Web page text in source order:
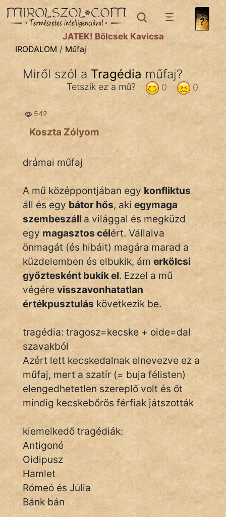
IRODALOMtémák:
Dráma
Költemény
Komédia
Legenda
Mese
Mitológia
Monda
Novella
És
Elbeszélés
Regény
Vers
IRODALOM
SZÓLÁS
És
KÖZMONDÁS
PSZICHO
ZENE
JÁTÉK! Bölcsek Kavicsa
IRODALOM / Műfaj
Miről szól a Tragédia műfaj?
0
0
Tetszik ez a mű?
542
Koszta Zólyom
drámai műfaj
A mű középpontjában egy konfliktus
áll és egy bátor hős, aki egymaga
szembeszáll a világgal és megküzd
egy magasztos célért. Vállalva
önmagát (és hibáit) magára marad a
küzdelemben és elbukik, ám erkölcsi
győztesként bukik el. Ezzel a mű
végére visszavonhatatlan
értékpusztulás következik be.
tragédia: tragosz=kecske + oide=dal
szavakból
Azért lett kecskedalnak elnevezve ez a
műfaj, mert a szatír (= buja félisten)
elengedhetetlen szereplő volt és őt
mindig kecskebőrös férfiak játszották
kiemelkedő tragédiák:
Antigoné
Oidipusz
Hamlet
Rómeó és Júlia
Bánk bán